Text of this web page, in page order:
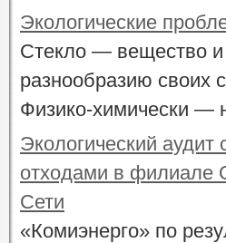
Экологические
Стекло — вещество и
разнообразию своих
Физико-химически —
Экологический
отходами в
Сети
«Комиэнерго» по